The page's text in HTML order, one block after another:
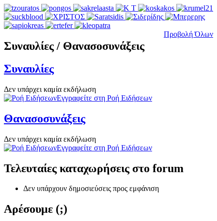
Προβολή Όλων
Συναυλίες / Θανασοσυνάξεις
Συναυλίες
Δεν υπάρχει καμία εκδήλωση
Εγγραφείτε στη Ροή Ειδήσεων
Θανασοσυνάξεις
Δεν υπάρχει καμία εκδήλωση
Εγγραφείτε στη Ροή Ειδήσεων
Τελευταίες καταχωρήσεις στο forum
Δεν υπάρχουν δημοσιεύσεις προς εμφάνιση
Αρέσουμε (;)